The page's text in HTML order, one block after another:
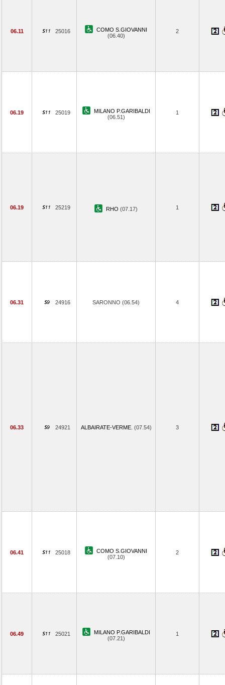
06.11 25016
COMO S.GIOVANNI
(06.40)
2
06.19 25019
MILANO P.GARIBALDI
(06.51)
1
06.19 25219 RHO (07.17) 1
06.31 24916 SARONNO (06.54) 4
06.33 24921 ALBAIRATE-VERME. (07.54) 3
06.41 25018
COMO S.GIOVANNI
(07.10)
2
06.49 25021
MILANO P.GARIBALDI
(07.21)
1